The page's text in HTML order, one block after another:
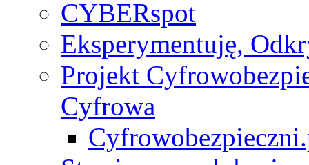
CYBERspot
Eksperymentuję,
Projekt
Cyfrowa